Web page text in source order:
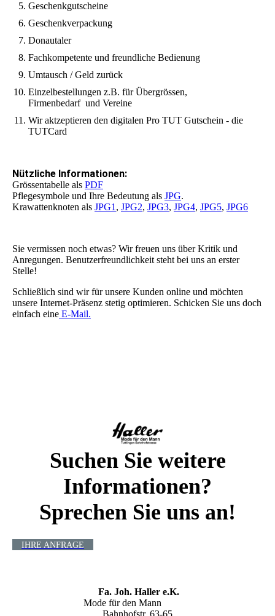
Geschenkgutscheine
Geschenkverpackung
Donautaler
Fachkompetente und freundliche Bedienung
Umtausch / Geld zurück
Einzelbestellungen z.B. für Übergrössen,
Firmenbedarf und Vereine
Wir aktzeptieren den digitalen Pro TUT Gutschein - die
TUTCard
Nützliche Informationen:
Grössentabelle als PDF
Pflegesymbole und Ihre Bedeutung als JPG.
Krawattenknoten als JPG1 , JPG2, JPG3, JPG4, JPG5, JPG6
Sie vermissen noch etwas? Wir freuen uns über Kritik und
Anregungen. Benutzerfreundlichkeit steht bei uns an erster
Stelle!
Schließlich sind wir für unsere Kunden online und möchten
unsere Internet-Präsenz stetig optimieren. Schicken Sie uns doch
einfach eine E-Mail.
Suchen Sie weitere
Informationen?
Sprechen Sie uns an!
IHRE ANFRAGE
Fa. Joh. Haller e.K.
Mode für den Mann
Bahnhofstr. 63-65